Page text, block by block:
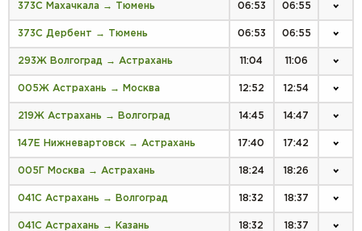
373С Махачкала → Тюмень 06:53 06:55
373С Дербент → Тюмень 06:53 06:55
293Ж Волгоград → Астрахань 11:04 11:06
005Ж Астрахань → Москва 12:52 12:54
219Ж Астрахань → Волгоград 14:45 14:47
147Е Нижневартовск → Астрахань 17:40 17:42
005Г Москва → Астрахань 18:24 18:26
041С Астрахань → Волгоград 18:32 18:37
041С Астрахань → Казань 18:32 18:37